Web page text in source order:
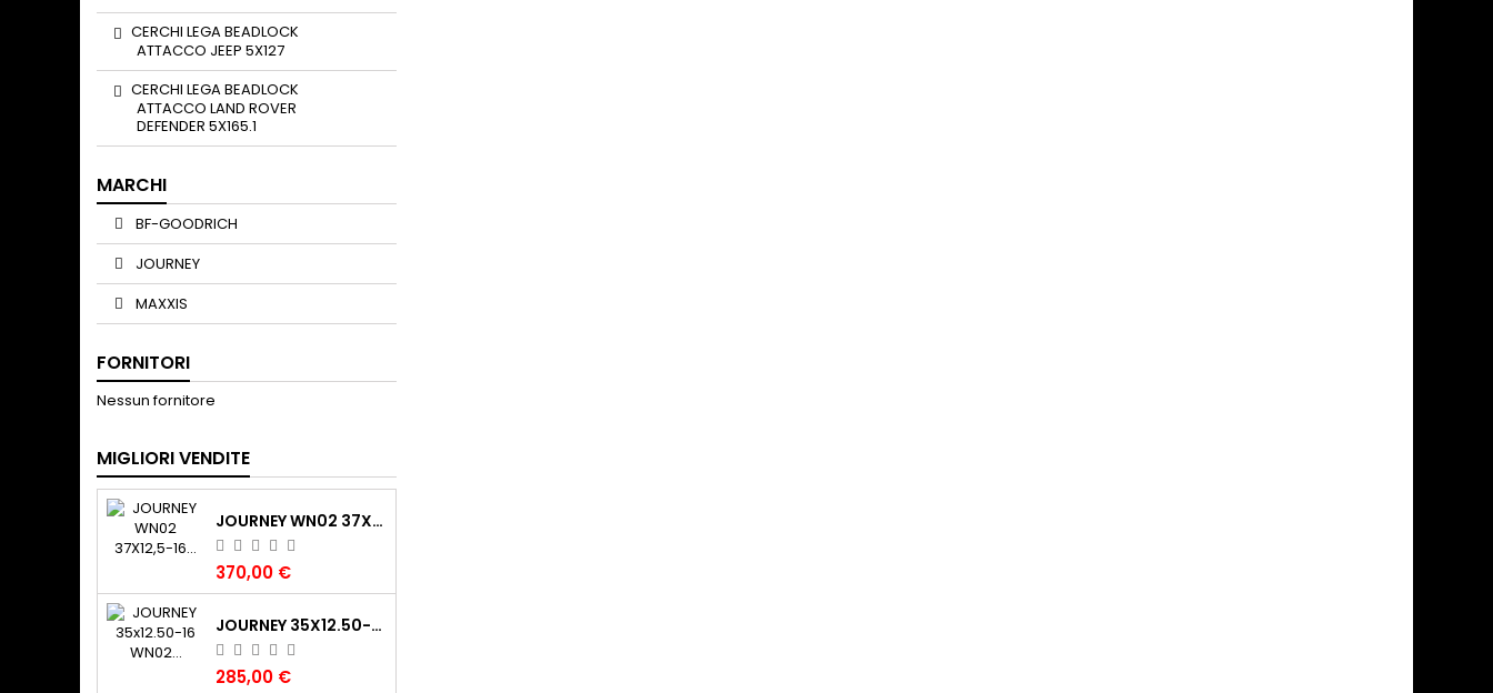
CERCHI LEGA BEADLOCK
ATTACCO JEEP 5X127
CERCHI LEGA BEADLOCK
ATTACCO LAND ROVER
DEFENDER 5X165.1
MARCHI
BF-GOODRICH
JOURNEY
MAXXIS
FORNITORI
Nessun fornitore
MIGLIORI VENDITE
JOURNEY WN02 37X12,5-16 120K TL 8PR (325/80‑16) P.O.R. CLAW XTR
370,00 €
JOURNEY 35X12.50-16 WN02 CLAW XTR 120K 8PR M+S POR
285,00 €